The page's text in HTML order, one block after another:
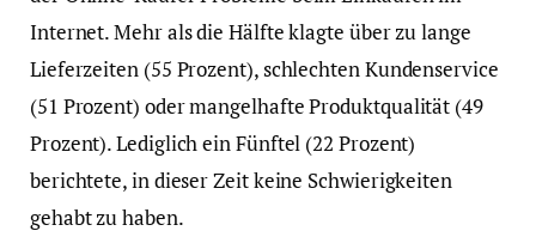
Internet. Mehr als die Hälfte klagte über zu lange
Lieferzeiten (55 Prozent), schlechten Kundenservice
(51 Prozent) oder mangelhafte Produktqualität (49
Prozent). Lediglich ein Fünftel (22 Prozent)
berichtete, in dieser Zeit keine Schwierigkeiten
gehabt zu haben.